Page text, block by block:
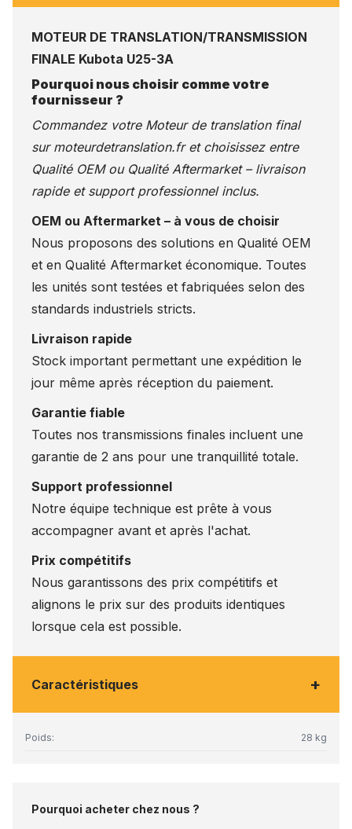
MOTEUR DE TRANSLATION/TRANSMISSION
FINALE Kubota U25-3A
Pourquoi nous choisir comme votre
fournisseur ?
Commandez votre Moteur de translation final
sur moteurdetranslation.fret choisissez entre
Qualité OEM ou Qualité Aftermarket – livraison
rapide et support professionnel inclus.
OEM ou Aftermarket – à vous de choisir
Nous proposons des solutions en Qualité OEM
et en Qualité Aftermarket économique. Toutes
les unités sont testées et fabriquées selon des
standards industriels stricts.
Livraison rapide
Stock important permettant une expédition le
jour même après réception du paiement.
Garantie fiable
Toutes nos transmissions finales incluent une
garantie de 2 ans pour une tranquillité totale.
Support professionnel
Notre équipe technique est prête à vous
accompagner avant et après l'achat.
Prix compétitifs
Nous garantissons des prix compétitifs et
alignons le prix sur des produits identiques
lorsque cela est possible.
Caractéristiques +
Poids: 28 kg
Pourquoi acheter chez nous ?